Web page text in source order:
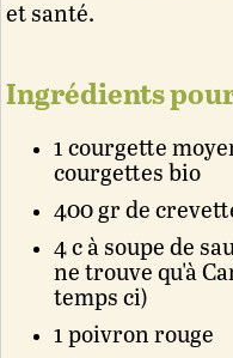
et santé.
Ingrédients
1 courgette
courgettes bio
400 gr de
4 c à soupe de
ne trouve qu'à
temps ci)
1 poivron rouge